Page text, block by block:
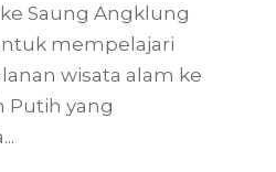
Saung Angklung
mempelajari
wisata alam ke
Putih yang